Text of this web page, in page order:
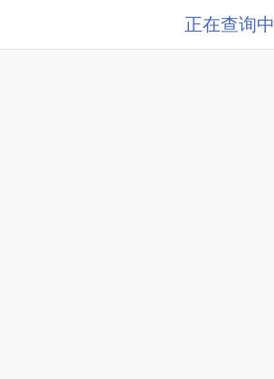
正在查询中